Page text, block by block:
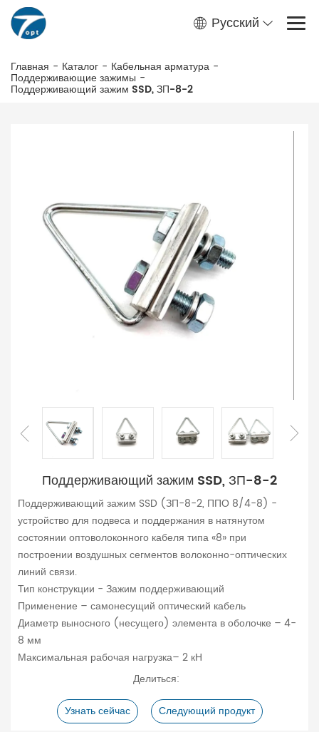
Русский
Главная - Каталог - Кабельная арматура -
Поддерживающие зажимы -
Поддерживающий зажим SSD, ЗП-8-2
Поддерживающий зажим SSD, ЗП-8-2
Поддерживающий зажим SSD (ЗП-8-2, ППО 8/4-8) -
устройство для подвеса и поддержания в натянутом
состоянии оптоволоконного кабеля типа «8» при
построении воздушных сегментов волоконно-оптических
линий связи.
Тип конструкции - Зажим поддерживающий
Применение – самонесущий оптический кабель
Диаметр выносного (несущего) элемента в оболочке – 4-
8 мм
Максимальная рабочая нагрузка– 2 кН
Делиться:
Узнать сейчас
Следующий продукт